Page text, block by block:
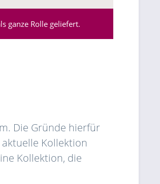
ganze Rolle geliefert.
Die Gründe hierfür
Kollektion
Kollektion, die